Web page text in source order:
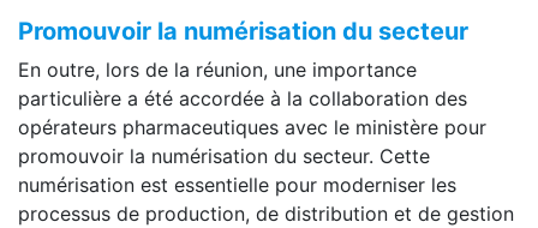
Promouvoir la numérisation du secteur
En outre, lors de la réunion, une importance
particulière a été accordée à la collaboration des
opérateurs pharmaceutiques avec le ministère pour
promouvoir la numérisation du secteur. Cette
numérisation est essentielle pour moderniser les
processus de production, de distribution et de gestion